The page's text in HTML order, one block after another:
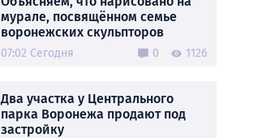
мурале, посвящённом семье
воронежских скульпторов
07:02 Сегодня 0 1126
Два участка у Центрального
парка Воронежа продают под
застройку